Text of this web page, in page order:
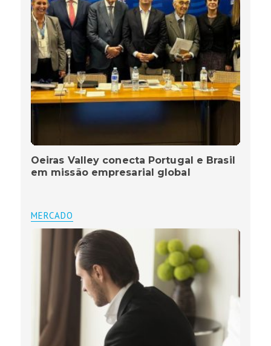
Oeiras Valley conecta Portugal e Brasil
em missão empresarial global
MERCADO